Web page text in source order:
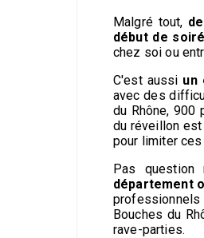
Malgré tout,
début de
chez soi ou
C'est aussi un
avec des
du Rhône,
du réveillon
pour limiter
Pas
département
Bouches du
rave-parties.